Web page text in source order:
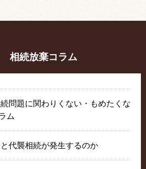
相続放棄コラム
問題に関わりくない・もめたくな
ム
代襲相続が発生するのか